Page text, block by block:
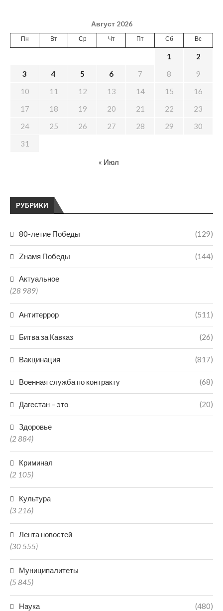
РУБРИКИ
80-летие Победы (129)
Zнамя Победы (144)
Актуальное
(28 989)
Антитеррор (511)
Битва за Кавказ (26)
Вакцинация (817)
Военная служба по контракту (68)
Дагестан – это (20)
Здоровье
(2 884)
Криминал
(2 105)
Культура
(3 216)
Лента новостей
(30 555)
Муниципалитеты
(5 845)
Наука (480)
Август 2026
Пн Вт Ср Чт Пт Сб Вс
1
2
3
4 5 6 7 8
9
10
11 12 13 14 15
16
17
18 19 20 21 22
23
24
25 26 27 28 29
30
31
« Июл